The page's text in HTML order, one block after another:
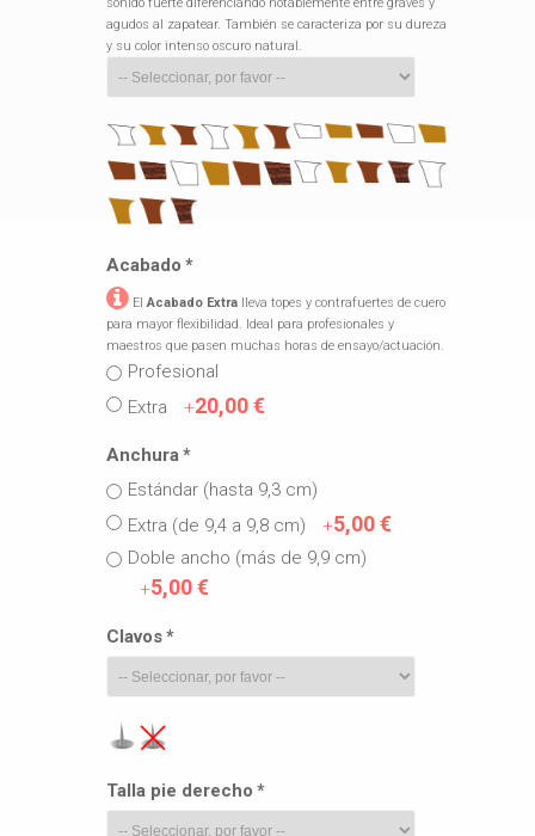
agudos al zapatear. También se caracteriza por su dureza
y su color intenso oscuro natural.
Acabado *
ElAcabado Extra lleva topes y contrafuertes de cuero
para mayor flexibilidad. Ideal para profesionales y
maestros que pasen muchas horas de ensayo/actuación.
Profesional
Extra
+20,00 €
Anchura*
Estándar (hasta 9,3 cm)
Extra (de 9,4 a 9,8 cm)
+5,00 €
Doble ancho (más de 9,9 cm)
+5,00 €
Clavos*
Talla pie derecho *